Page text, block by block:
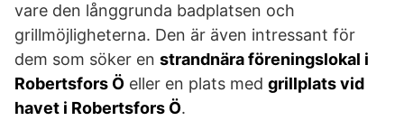
vare den långgrunda badplatsen och
grillmöjligheterna. Den är även intressant för
dem som söker en strandnära föreningslokal i
Robertsfors Ö eller en plats med grillplats vid
havet i Robertsfors Ö.